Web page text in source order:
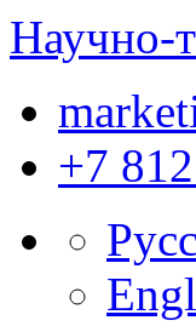
Научно-
+7